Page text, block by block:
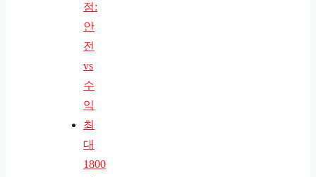
점:
안
전
vs
수
익
최
대
1800